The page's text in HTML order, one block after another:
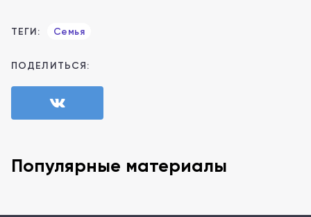
ТЕГИ: Семья
ПОДЕЛИТЬСЯ:
Популярные материалы